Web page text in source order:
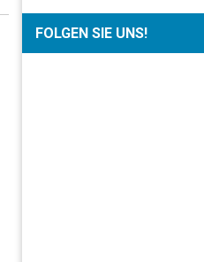
FOLGEN SIE UNS!